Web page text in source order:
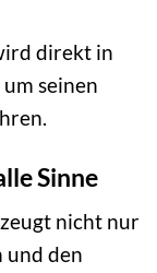
direkt in
seinen
Sinne
nicht nur
und den